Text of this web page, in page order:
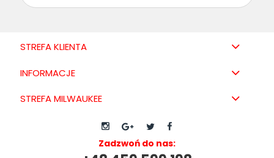
STREFA KLIENTA
INFORMACJE
STREFA MILWAUKEE
Zadzwoń do nas: